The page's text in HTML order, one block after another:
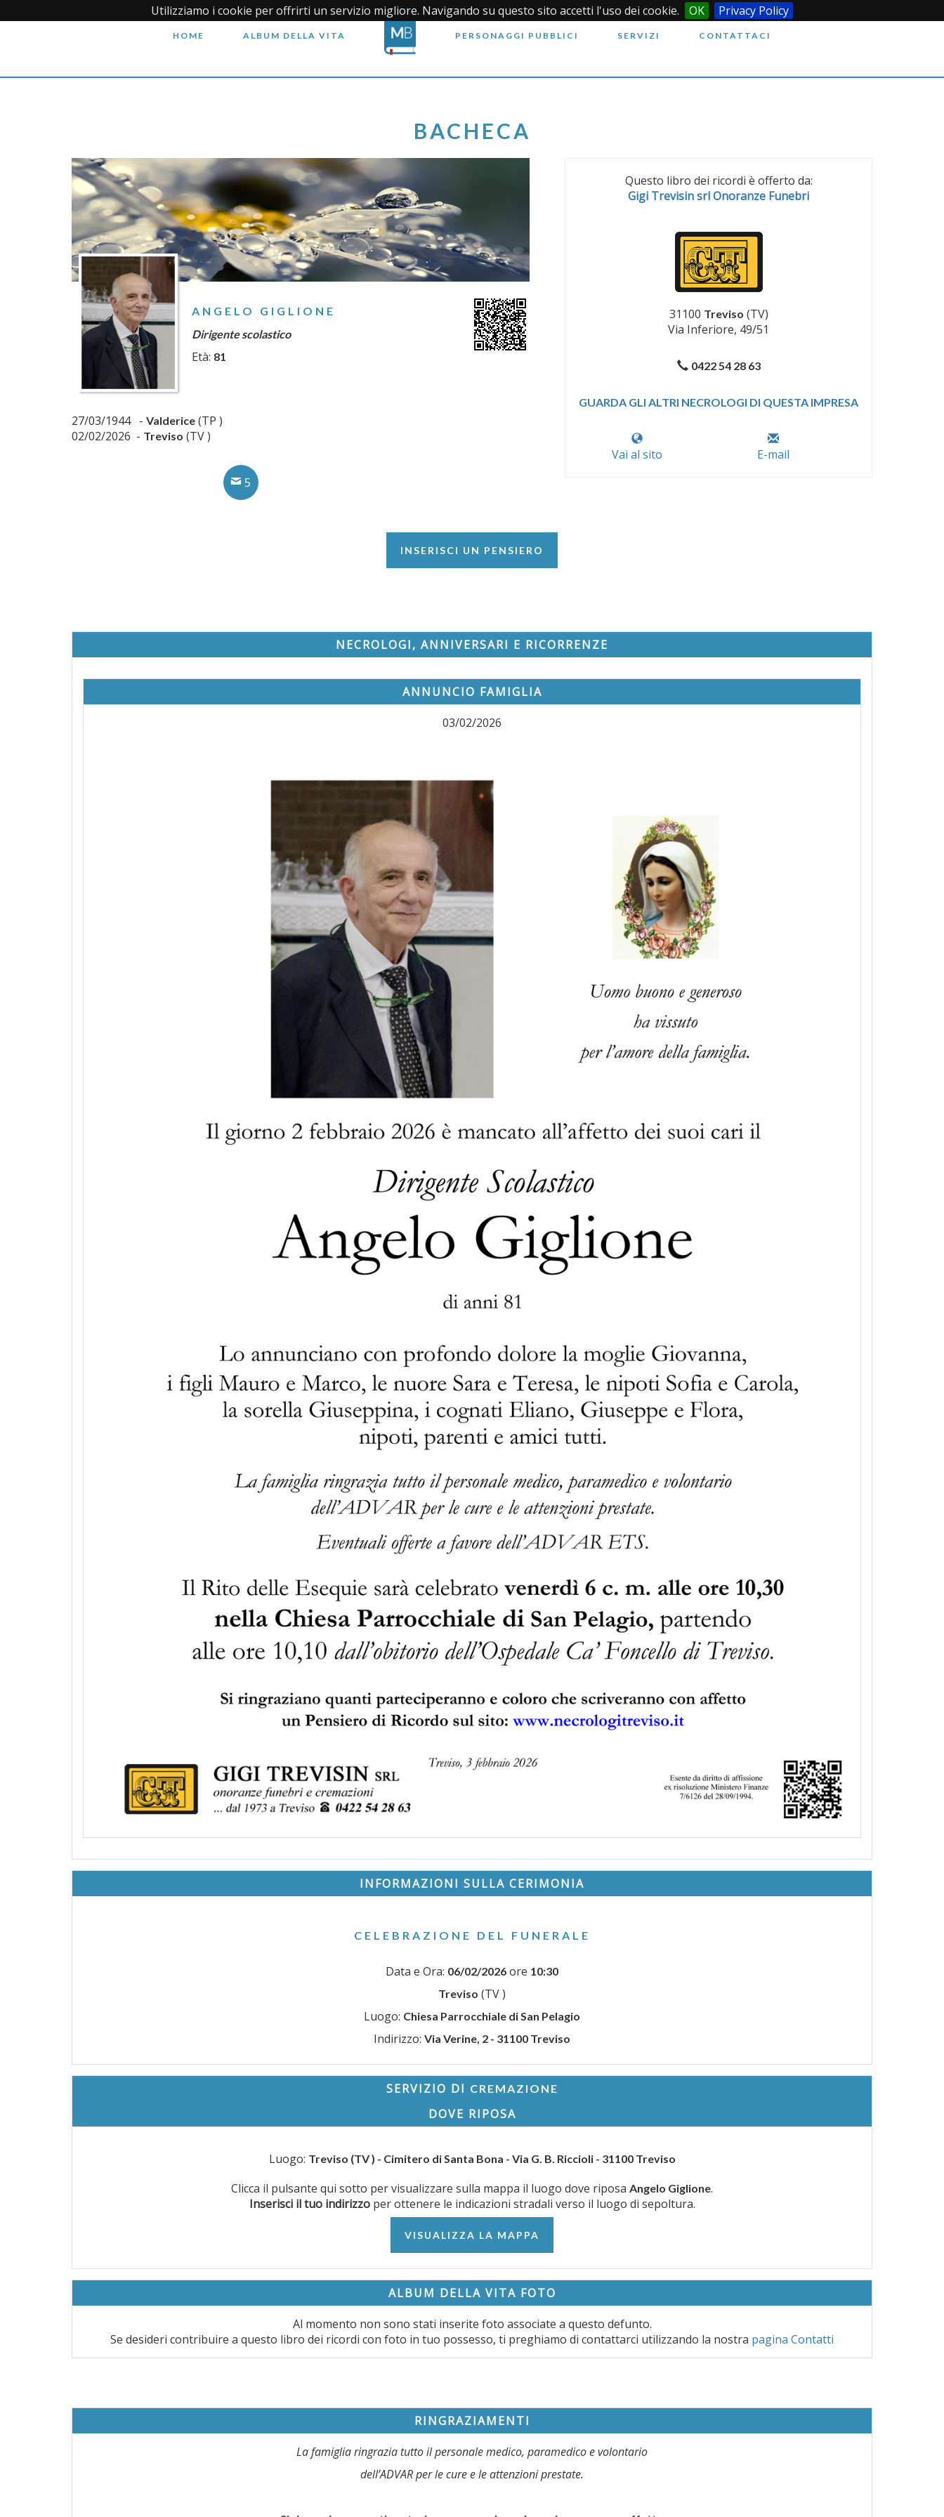
Utilizziamo i cookie per offrirti un servizio migliore. Navigando su questo sito accetti l'uso dei cookie. OK Privacy Policy
HOME ALBUM DELLA VITA PERSONAGGI PUBBLICI SERVIZI CONTATTACI
BACHECA
ANGELO GIGLIONE
Dirigente scolastico
Età: 81
27/03/1944 - Valderice (TP )
02/02/2026 - Treviso (TV )
5
Questo libro dei ricordi è offerto da:
Gigi Trevisin srl Onoranze Funebri
31100 Treviso (TV)
Via Inferiore, 49/51
0422 54 28 63
GUARDA GLI ALTRI NECROLOGI DI QUESTA IMPRESA
Vai al sito E-mail
INSERISCI UN PENSIERO
NECROLOGI, ANNIVERSARI E RICORRENZE
ANNUNCIO FAMIGLIA
03/02/2026
INFORMAZIONI SULLA CERIMONIA
CELEBRAZIONE DEL FUNERALE
Data e Ora: 06/02/2026 ore 10:30
Treviso (TV )
Luogo: Chiesa Parrocchiale di San Pelagio
Indirizzo: Via Verine, 2 - 31100 Treviso
SERVIZIO DI CREMAZIONE
DOVE RIPOSA
Luogo: Treviso (TV ) - Cimitero di Santa Bona - Via G. B. Riccioli - 31100 Treviso
Clicca il pulsante qui sotto per visualizzare sulla mappa il luogo dove riposa Angelo Giglione.
Inserisci il tuo indirizzoper ottenere le indicazioni stradali verso il luogo di sepoltura.
VISUALIZZA LA MAPPA
ALBUM DELLA VITA FOTO
Al momento non sono stati inserite foto associate a questo defunto.
Se desideri contribuire a questo libro dei ricordi con foto in tuo possesso, ti preghiamo di contattarci utilizzando la nostra pagina Contatti
RINGRAZIAMENTI
La famiglia ringrazia tutto il personale medico, paramedico e volontario
dell’ADVAR per le cure e le attenzioni prestate.